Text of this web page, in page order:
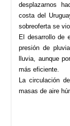
desplazarnos
costa del
sobreoferta se
El desarrollo de
presión de
lluvia, aunque
más eficiente.
La circulación
masas de aire